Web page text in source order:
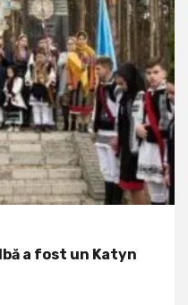
a fost un Katyn